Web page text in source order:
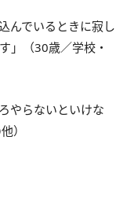
んでいるときに寂し
」（30歳／学校・
やらないといけな
）